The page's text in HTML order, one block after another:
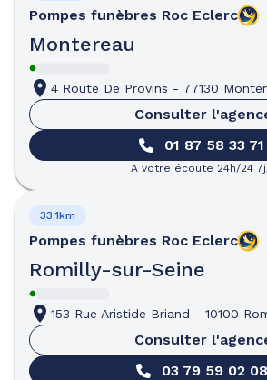
Pompes funèbres Roc Eclerc
Montereau
4 Route De Provins - 77130
Consulter
01 87 58 33 71
A votre écoute 24h/24
Pompes funèbres Roc Eclerc
Romilly-sur-Seine
33.1km
153 Rue Aristide Briand - 10100
Consulter
03 79 59 02 08